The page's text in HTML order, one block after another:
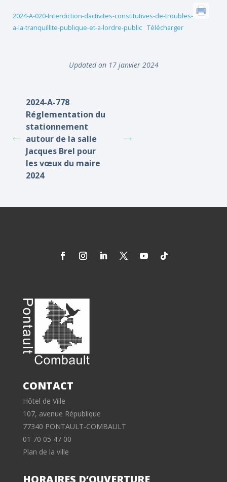
2024-A-020-Interdiction-dactivites-constitutives-de-troubles-
a-la-tranquillite-publique-et-a-lordre-public Télécharger
Updated on 17 janvier 2024
2024-A-778
Réglementation du
stationnement
autour de la salle
Jacques Brel pour
les vœux du maire
2024
CONTACT
Hôtel de Ville
107, avenue République
77340 PONTAULT-COMBAULT
01 70 05 47 00
Plan de la ville
HORAIRES D’OUVERTURE